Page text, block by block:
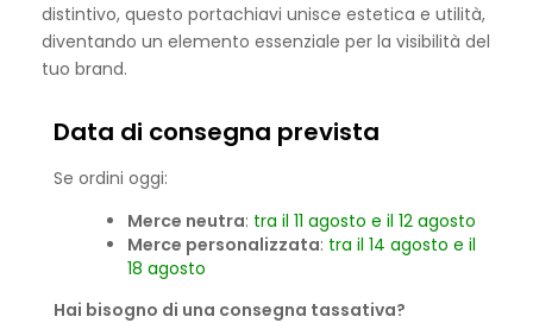
distintivo, questo portachiavi unisce estetica e utilità,
diventando un elemento essenziale per la visibilità del
tuo brand.
Data di consegna prevista
Se ordini oggi:
Merce neutra: tra il 11 agosto e il 12 agosto
Merce personalizzata: tra il 14 agosto e il
18 agosto
Hai bisogno di una consegna tassativa?